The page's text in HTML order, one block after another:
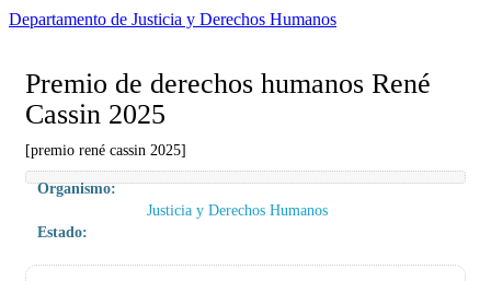
Departamento de Justicia y Derechos Humanos
Premio de derechos humanos René
Cassin 2025
[premio rené cassin 2025]
Organismo:
Justicia y Derechos Humanos
Estado: